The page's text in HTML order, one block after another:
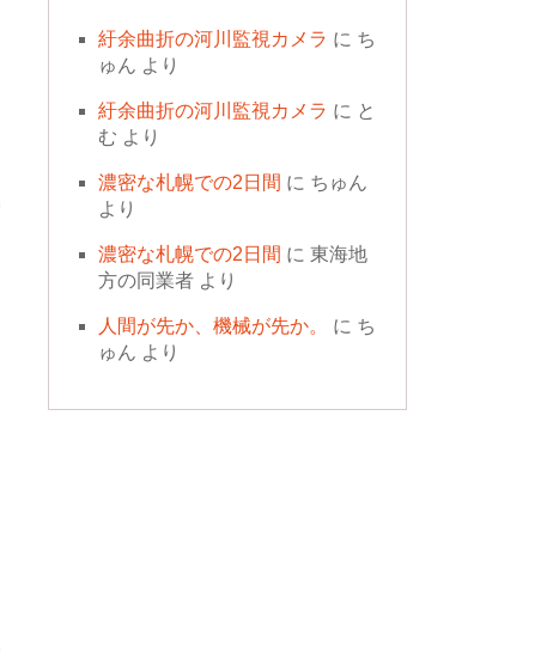
紆余曲折の河川監視カメラ に ち
ゅん より
紆余曲折の河川監視カメラ に と
む より
濃密な札幌での2日間 に ちゅん
より
濃密な札幌での2日間 に 東海地
方の同業者より
人間が先か、機械が先か。 に ち
ゅん より